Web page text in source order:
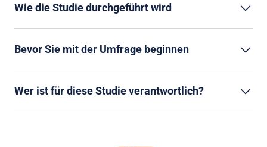
Wie die Studie durchgeführt wird
Bevor Sie mit der Umfrage beginnen
Wer ist für diese Studie verantwortlich?